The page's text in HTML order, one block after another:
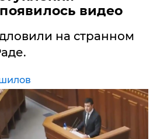
видео
на странном